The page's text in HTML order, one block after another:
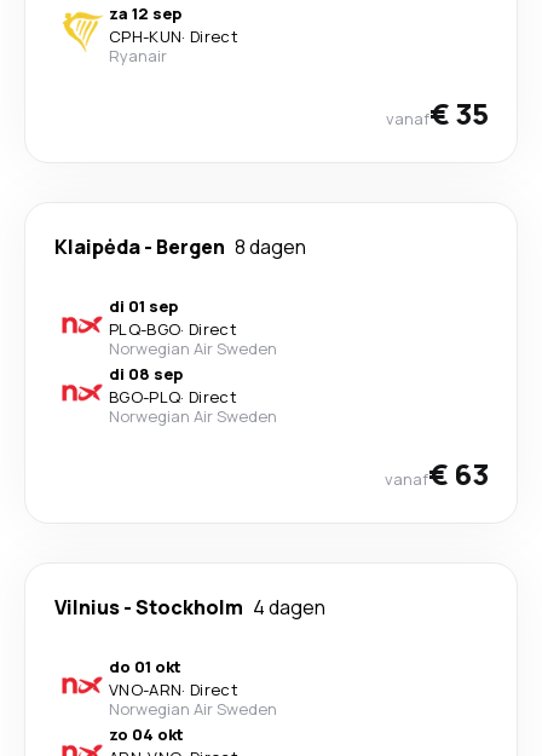
za 12 sep
CPH-KUN· Direct
Ryanair
vanaf€ 35
Klaipėda- Bergen 8 dagen
di 01 sep
PLQ-BGO· Direct
Norwegian Air Sweden
di 08 sep
BGO-PLQ· Direct
Norwegian Air Sweden
vanaf€ 63
Vilnius-Stockholm 4 dagen
do 01 okt
VNO-ARN· Direct
Norwegian Air Sweden
zo 04 okt